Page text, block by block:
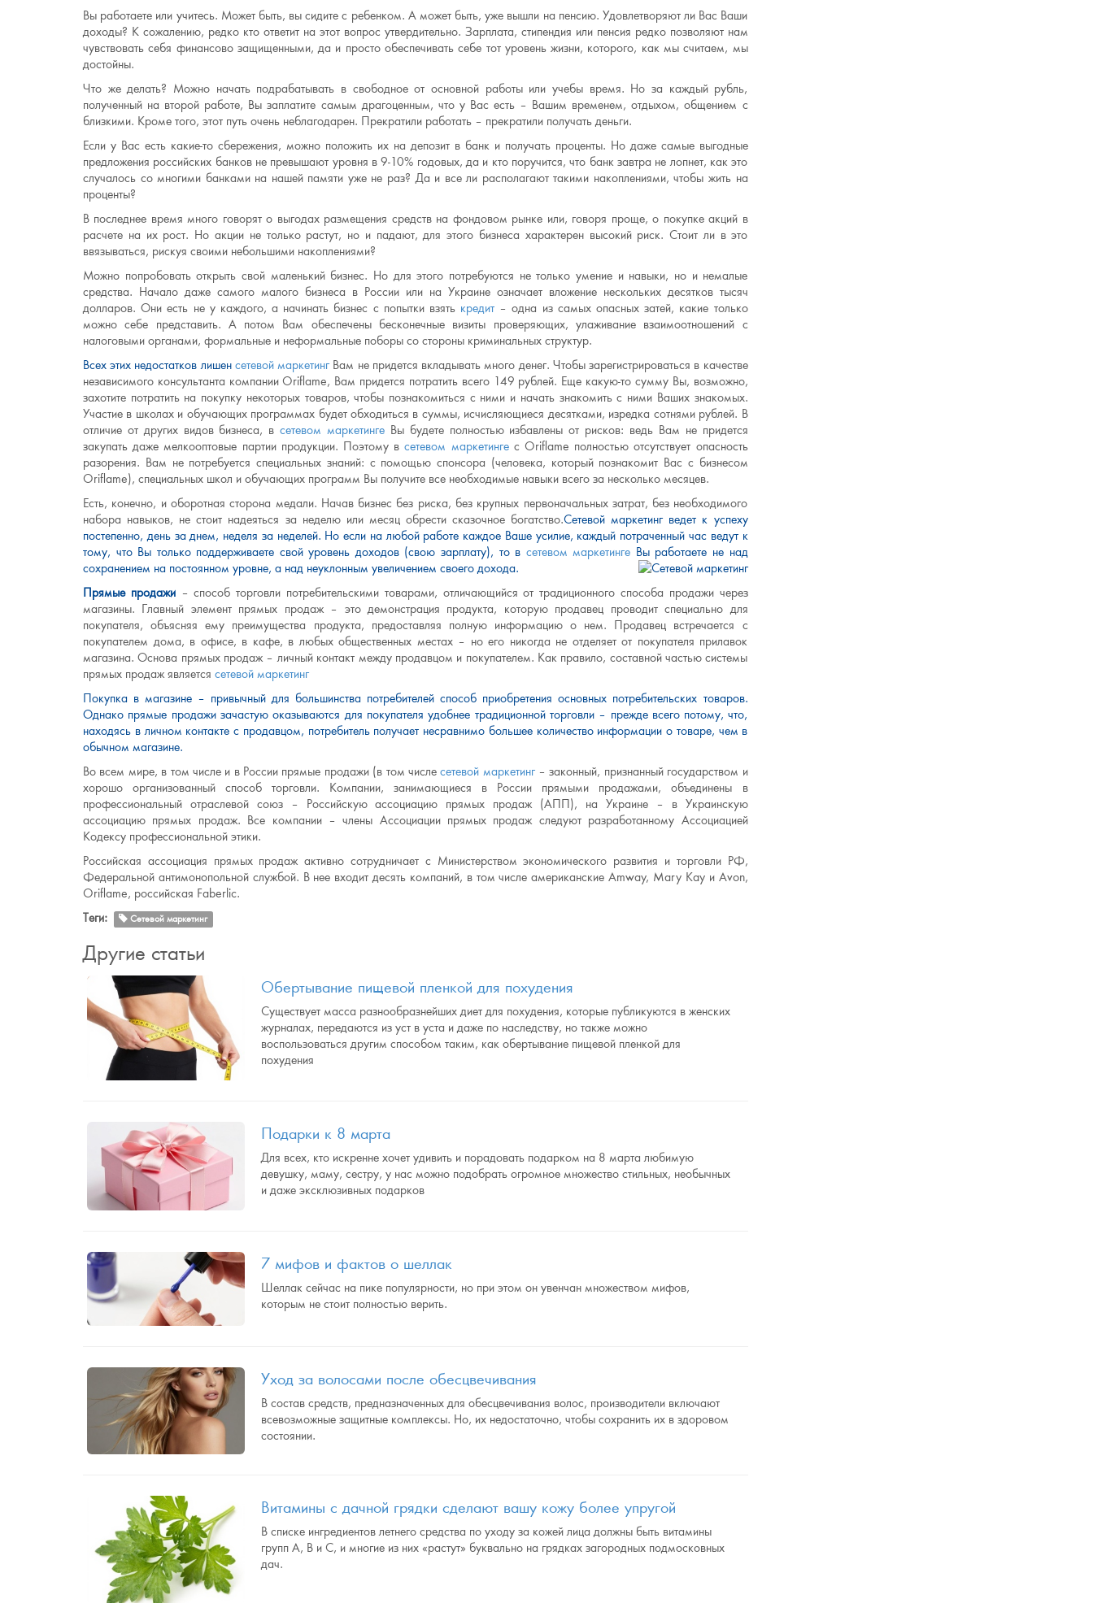
Вы работаете или учитесь. Может быть, вы сидите с ребенком. А может быть, уже вышли на пенсию. Удовлетворяют ли Вас Ваши
доходы? К сожалению, редко кто ответит на этот вопрос утвердительно. Зарплата, стипендия или пенсия редко позволяют нам
чувствовать себя финансово защищенными, да и просто обеспечивать себе тот уровень жизни, которого, как мы считаем, мы
достойны.
Что же делать? Можно начать подрабатывать в свободное от основной работы или учебы время. Но за каждый рубль,
полученный на второй работе, Вы заплатите самым драгоценным, что у Вас есть – Вашим временем, отдыхом, общением с
близкими. Кроме того, этот путь очень неблагодарен. Прекратили работать – прекратили получать деньги.
Если у Вас есть какие-то сбережения, можно положить их на депозит в банк и получать проценты. Но даже самые выгодные
предложения российских банков не превышают уровня в 9-10% годовых, да и кто поручится, что банк завтра не лопнет, как это
случалось со многими банками на нашей памяти уже не раз? Да и все ли располагают такими накоплениями, чтобы жить на
проценты?
В последнее время много говорят о выгодах размещения средств на фондовом рынке или, говоря проще, о покупке акций в
расчете на их рост. Но акции не только растут, но и падают, для этого бизнеса характерен высокий риск. Стоит ли в это
ввязываться, рискуя своими небольшими накоплениями?
Можно попробовать открыть свой маленький бизнес. Но для этого потребуются не только умение и навыки, но и немалые
средства. Начало даже самого малого бизнеса в России или на Украине означает вложение нескольких десятков тысяч
долларов. Они есть не у каждого, а начинать бизнес с попытки взять кредит – одна из самых опасных затей, какие только
можно себе представить. А потом Вам обеспечены бесконечные визиты проверяющих, улаживание взаимоотношений с
налоговыми органами, формальные и неформальные поборы со стороны криминальных структур.
Всех этих недостатков лишен сетевой маркетинг Вам не придется вкладывать много денег. Чтобы зарегистрироваться в качестве
независимого консультанта компании Oriflame, Вам придется потратить всего 149 рублей. Еще какую-то сумму Вы, возможно,
захотите потратить на покупку некоторых товаров, чтобы познакомиться с ними и начать знакомить с ними Ваших знакомых.
Участие в школах и обучающих программах будет обходиться в суммы, исчисляющиеся десятками, изредка сотнями рублей. В
отличие от других видов бизнеса, всетевом маркетингеВы будете полностью избавлены от рисков: ведь Вам не придется
закупать даже мелкооптовые партии продукции. Поэтому всетевом маркетингес Oriflame полностью отсутствует опасность
разорения. Вам не потребуется специальных знаний: с помощью спонсора (человека, который познакомит Вас с бизнесом
Oriflame), специальных школ и обучающих программ Вы получите все необходимые навыки всего за несколько месяцев.
Есть, конечно, и оборотная сторона медали. Начав бизнес без риска, без крупных первоначальных затрат, без необходимого
набора навыков, не стоит надеяться за неделю или месяц обрести сказочное богатство.Сетевой маркетинг ведет к успеху
постепенно, день за днем, неделя за неделей. Но если на любой работе каждое Ваше усилие, каждый потраченный час ведут к
тому, что Вы только поддерживаете свой уровень доходов (свою зарплату), то в сетевом маркетинге Вы работаете не над
сохранением на постоянном уровне, а над неуклонным увеличением своего дохода.
Прямые продажи– способ торговли потребительскими товарами, отличающийся от традиционного способа продажи через
магазины. Главный элемент прямых продаж – это демонстрация продукта, которую продавец проводит специально для
покупателя, объясняя ему преимущества продукта, предоставляя полную информацию о нем. Продавец встречается с
покупателем дома, в офисе, в кафе, в любых общественных местах – но его никогда не отделяет от покупателя прилавок
магазина. Основа прямых продаж – личный контакт между продавцом и покупателем. Как правило, составной частью системы
прямых продаж является сетевой маркетинг
Покупка в магазине – привычный для большинства потребителей способ приобретения основных потребительских товаров.
Однако прямые продажи зачастую оказываются для покупателя удобнее традиционной торговли – прежде всего потому, что,
находясь в личном контакте с продавцом, потребитель получает несравнимо большее количество информации о товаре, чем в
обычном магазине.
Во всем мире, в том числе и в России прямые продажи (в том числесетевой маркетинг– законный, признанный государством и
хорошо организованный способ торговли. Компании, занимающиеся в России прямыми продажами, объединены в
профессиональный отраслевой союз – Российскую ассоциацию прямых продаж (АПП), на Украине – в Украинскую
ассоциацию прямых продаж. Все компании – члены Ассоциации прямых продаж следуют разработанному Ассоциацией
Кодексу профессиональной этики.
Российская ассоциация прямых продаж активно сотрудничает с Министерством экономического развития и торговли РФ,
Федеральной антимонопольной службой. В нее входит десять компаний, в том числе американские Amway, Mary Kay и Avon,
Oriflame, российская Faberlic.
Теги:
Сетевой маркетинг
Другие статьи
Обертывание пищевой пленкой для похудения
Существует масса разнообразнейших диет для похудения, которые публикуются в женских
журналах, передаются из уст в уста и даже по наследству, но также можно
воспользоваться другим способом таким, как обертывание пищевой пленкой для
похудения
Подарки к 8 марта
Для всех, кто искренне хочет удивить и порадовать подарком на 8 марта любимую
девушку, маму, сестру, у нас можно подобрать огромное множество стильных, необычных
и даже эксклюзивных подарков
7 мифов и фактов о шеллак
Шеллак сейчас на пике популярности, но при этом он увенчан множеством мифов,
которым не стоит полностью верить.
Уход за волосами после обесцвечивания
В состав средств, предназначенных для обесцвечивания волос, производители включают
всевозможные защитные комплексы. Но, их недостаточно, чтобы сохранить их в здоровом
состоянии.
Витамины с дачной грядки сделают вашу кожу более упругой
В списке ингредиентов летнего средства по уходу за кожей лица должны быть витамины
групп А, В и С, и многие из них «растут» буквально на грядках загородных подмосковных
дач.